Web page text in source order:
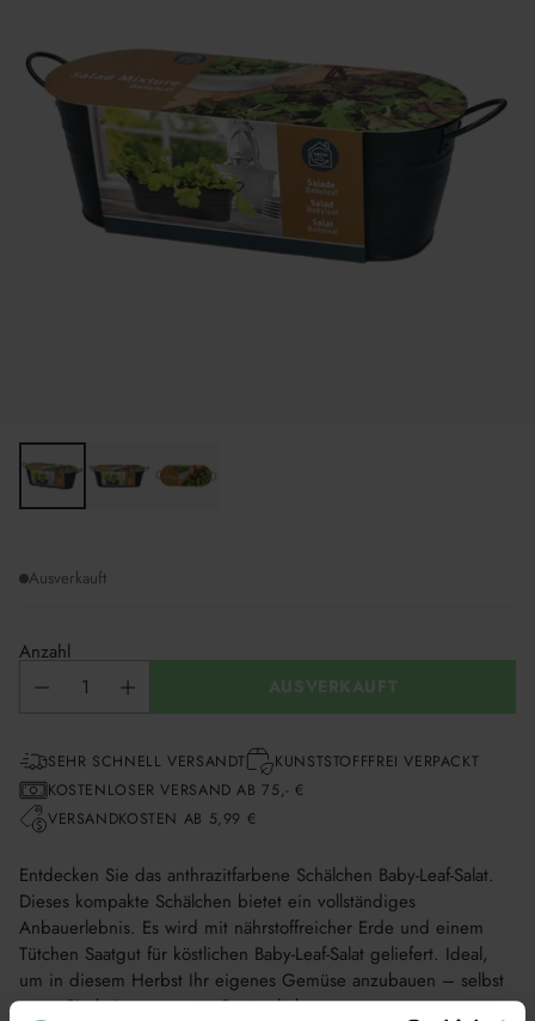
Ausverkauft
Anzahl
AUSVERKAUFT
SEHR SCHNELL VERSANDT
KUNSTSTOFFFREI VERPACKT
KOSTENLOSER VERSAND AB 75,- €
VERSANDKOSTEN AB 5,99 €
Entdecken Sie das anthrazitfarbene Schälchen Baby-Leaf-Salat.
Dieses kompakte Schälchen bietet ein vollständiges
Anbauerlebnis. Es wird mit nährstoffreicher Erde und einem
Tütchen Saatgut für köstlichen Baby-Leaf-Salat geliefert. Ideal,
um in diesem Herbst Ihr eigenes Gemüse anzubauen – selbst
wenn Sie keinen grossen Garten haben.